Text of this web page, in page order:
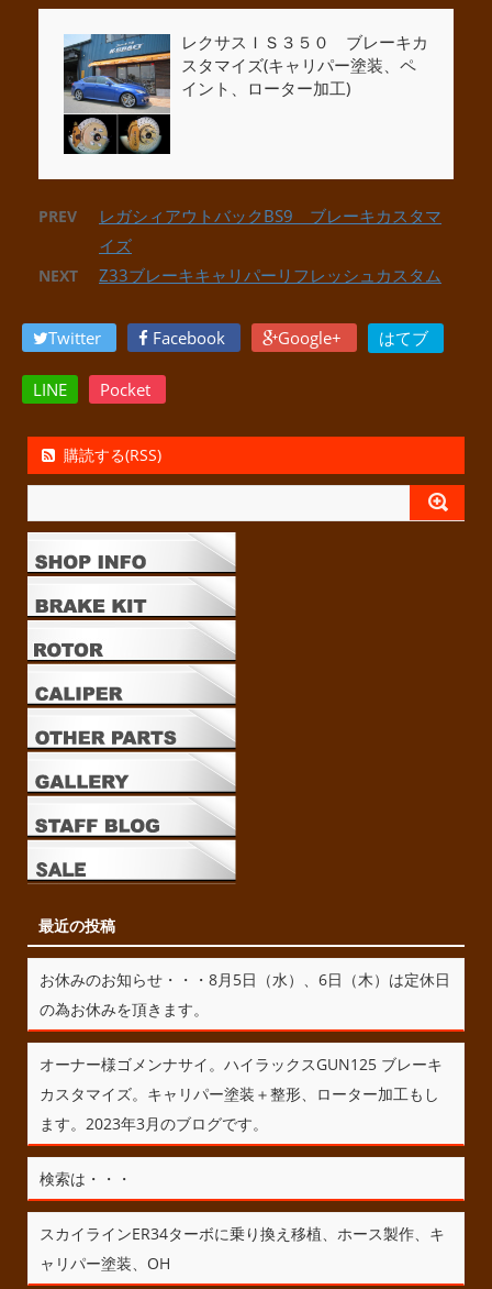
レクサスＩＳ３５０ ブレーキカ
スタマイズ(キャリパー塗装、ペ
イント、ローター加工)
PREV
レガシィアウトバックBS9 ブレーキカスタマ
イズ
NEXT Z33ブレーキキャリパーリフレッシュカスタム
Twitter Facebook Google+ はてブ
LINE Pocket
購読する(RSS)
最近の投稿
お休みのお知らせ・・・8月5日（水）、6日（木）は定休日
の為お休みを頂きます。
オーナー様ゴメンナサイ。ハイラックスGUN125 ブレーキ
カスタマイズ。キャリパー塗装＋整形、ローター加工もし
ます。2023年3月のブログです。
検索は・・・
スカイラインER34ターボに乗り換え移植、ホース製作、キ
ャリパー塗装、OH